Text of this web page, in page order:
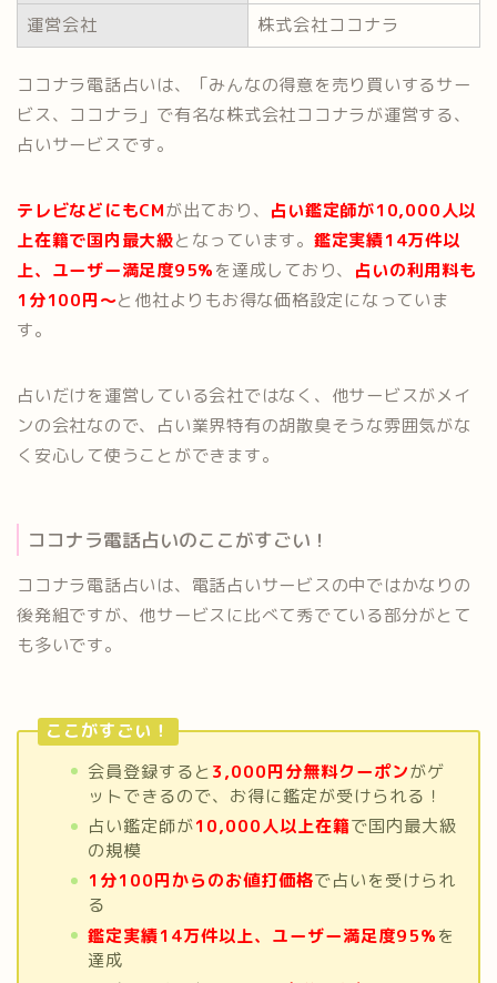
運営会社
株式会社ココナラ
ココナラ電話占いは、「みんなの得意を売り買いするサー
ビス、ココナラ」で有名な株式会社ココナラが運営する、
占いサービスです。
テレビなどにもCMが出ており、 占い鑑定師が10,000人以
上在籍で国内最大級となっています。 鑑定実績14万件以
上、ユーザー満足度95%を達成しており、 占いの利用料も
1分100円〜と他社よりもお得な価格設定になっていま
す。
占いだけを運営している会社ではなく、他サービスがメイ
ンの会社なので、占い業界特有の胡散臭そうな雰囲気がな
く安心して使うことができます。
ココナラ電話占いのここがすごい！
ココナラ電話占いは、電話占いサービスの中ではかなりの
後発組ですが、他サービスに比べて秀でている部分がとて
も多いです。
ここがすごい！
会員登録すると 3,000円分無料クーポンがゲ
ットできるので、お得に鑑定が受けられる！
占い鑑定師が10,000人以上在籍で国内最大級
の規模
1分100円からのお値打価格で占いを受けられ
る
鑑定実績14万件以上、ユーザー満足度95%を
達成